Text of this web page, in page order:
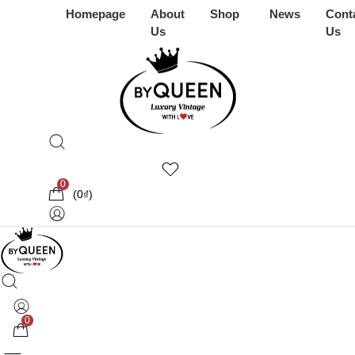
Homepage
About
Us
Shop News
Us
0
(0₫)
0